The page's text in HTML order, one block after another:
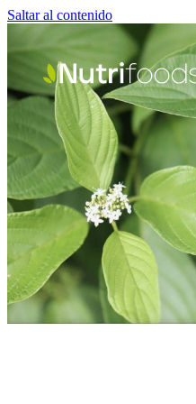
Saltar al contenido